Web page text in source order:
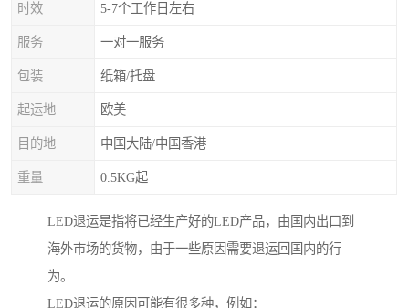
时效 5-7个工作日左右
服务 一对一服务
包装 纸箱/托盘
起运地 欧美
目的地 中国大陆/中国香港
重量 0.5KG起
LED退运是指将已经生产好的LED产品，由国内出口到
海外市场的货物，由于一些原因需要退运回国内的行
为。
LED退运的原因可能有很多种，例如：